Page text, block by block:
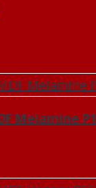
Melamine P1